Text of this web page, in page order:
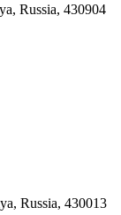
Russia, 430904
Russia, 430013